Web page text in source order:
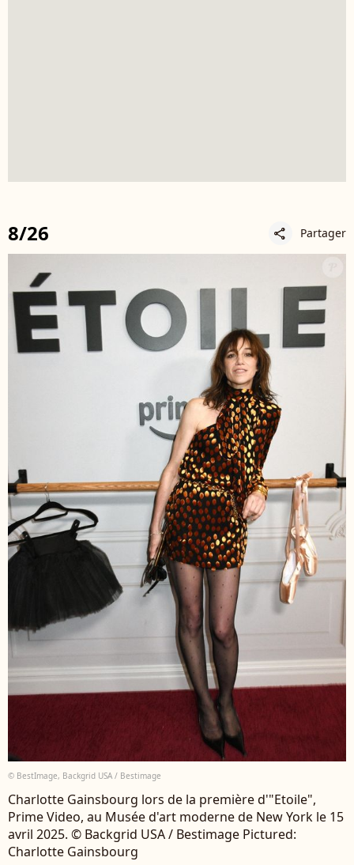
8/26 share Partager
© BestImage, Backgrid USA / Bestimage
Charlotte Gainsbourg lors de la première d'"Etoile",
Prime Video, au Musée d'art moderne de New York le 15
avril 2025. © Backgrid USA / Bestimage Pictured:
Charlotte Gainsbourg